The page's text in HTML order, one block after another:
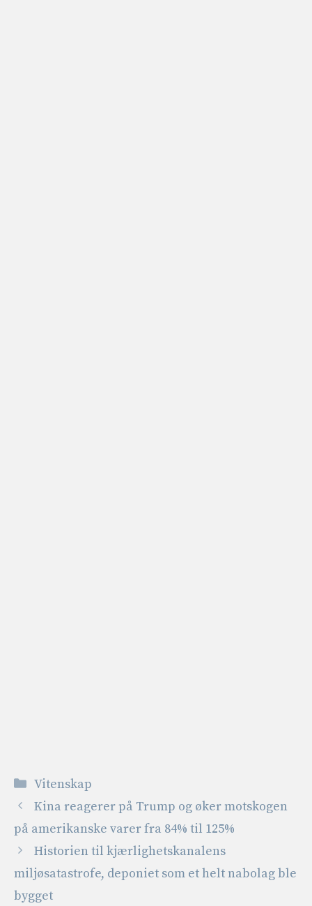
Kategorier
Vitenskap
Kina reagerer på Trump og øker motskogen
på amerikanske varer fra 84% til 125%
Historien til kjærlighetskanalens
miljøsatastrofe, deponiet som et helt nabolag ble
bygget